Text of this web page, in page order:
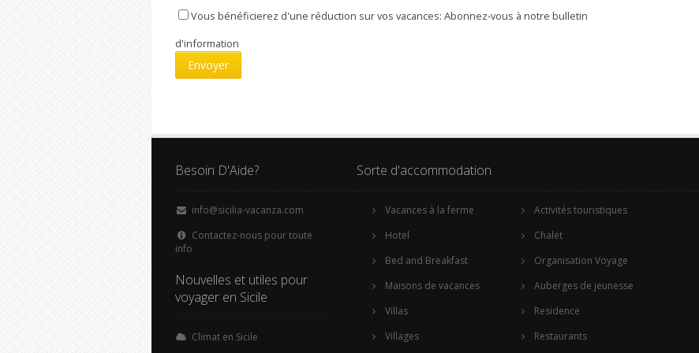
Vous bénéficierez d'une réduction sur vos vacances: Abonnez-vous à notre bulletin
d'information
Besoin D'Aide?
info@sicilia-vacanza.com
Contactez-nous pour toute
info
Nouvelles et utiles pour
voyager en Sicile
Climat en Sicile
Sorte d'accommodation
Vacances à la ferme
Hotel
Bed and Breakfast
Maisons de vacances
Villas
Villages
Activités touristiques
Chalet
Organisation Voyage
Auberges de jeunesse
Residence
Restaurants